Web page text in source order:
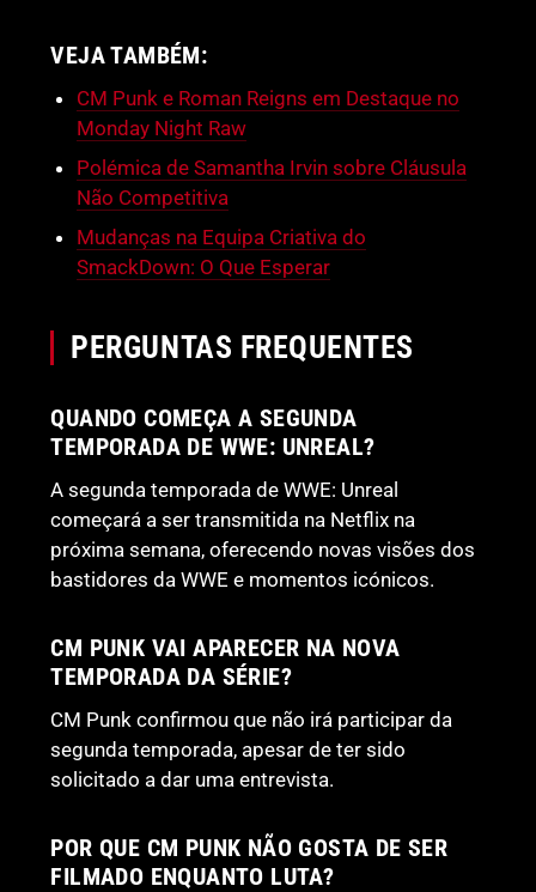
VEJA TAMBÉM:
CM Punk e Roman Reigns em Destaque no
Monday Night Raw
Polémica de Samantha Irvin sobre Cláusula
Não Competitiva
Mudanças na Equipa Criativa do
SmackDown: O Que Esperar
PERGUNTAS FREQUENTES
QUANDO COMEÇA A SEGUNDA
TEMPORADA DE WWE: UNREAL?
A segunda temporada de WWE: Unreal
começará a ser transmitida na Netflix na
próxima semana, oferecendo novas visões dos
bastidores da WWE e momentos icónicos.
CM PUNK VAI APARECER NA NOVA
TEMPORADA DA SÉRIE?
CM Punk confirmou que não irá participar da
segunda temporada, apesar de ter sido
solicitado a dar uma entrevista.
POR QUE CM PUNK NÃO GOSTA DE SER
FILMADO ENQUANTO LUTA?